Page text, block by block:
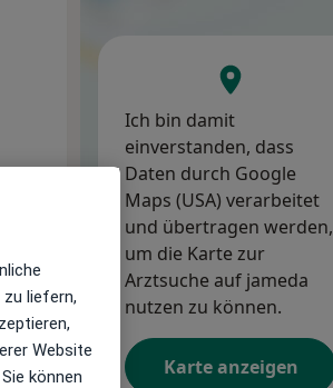
Mi,
12 Aug
Do,
13 Aug
Ich bin damit
einverstanden, dass
Daten durch Google
Maps (USA) verarbeitet
und übertragen werden,
um die Karte zur
Arztsuche auf jameda
nutzen zu können.
Karte anzeigen
liefern,
Website
können